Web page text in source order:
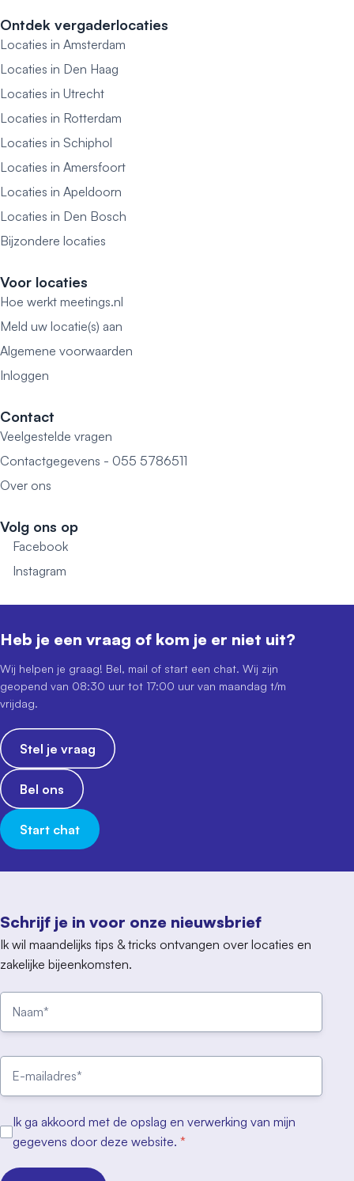
Ontdek vergaderlocaties
Locaties in Amsterdam
Locaties in Den Haag
Locaties in Utrecht
Locaties in Rotterdam
Locaties in Schiphol
Locaties in Amersfoort
Locaties in Apeldoorn
Locaties in Den Bosch
Bijzondere locaties
Voor locaties
Hoe werkt meetings.nl
Meld uw locatie(s) aan
Algemene voorwaarden
Inloggen
Contact
Veelgestelde vragen
Contactgegevens - 055 5786511
Over ons
Volg ons op
Facebook
Instagram
Schrijf je in voor onze nieuwsbrief
Ik wil maandelijks tips & tricks ontvangen over locaties en
zakelijke bijeenkomsten.
Ik ga akkoord met de opslag en verwerking van mijn
gegevens door deze website. *
Heb je een vraag of kom je er niet uit?
Wij helpen je graag! Bel, mail of start een chat. Wij zijn
geopend van 08:30 uur tot 17:00 uur van maandag t/m
vrijdag.
Stel je vraag
Bel ons
Start chat